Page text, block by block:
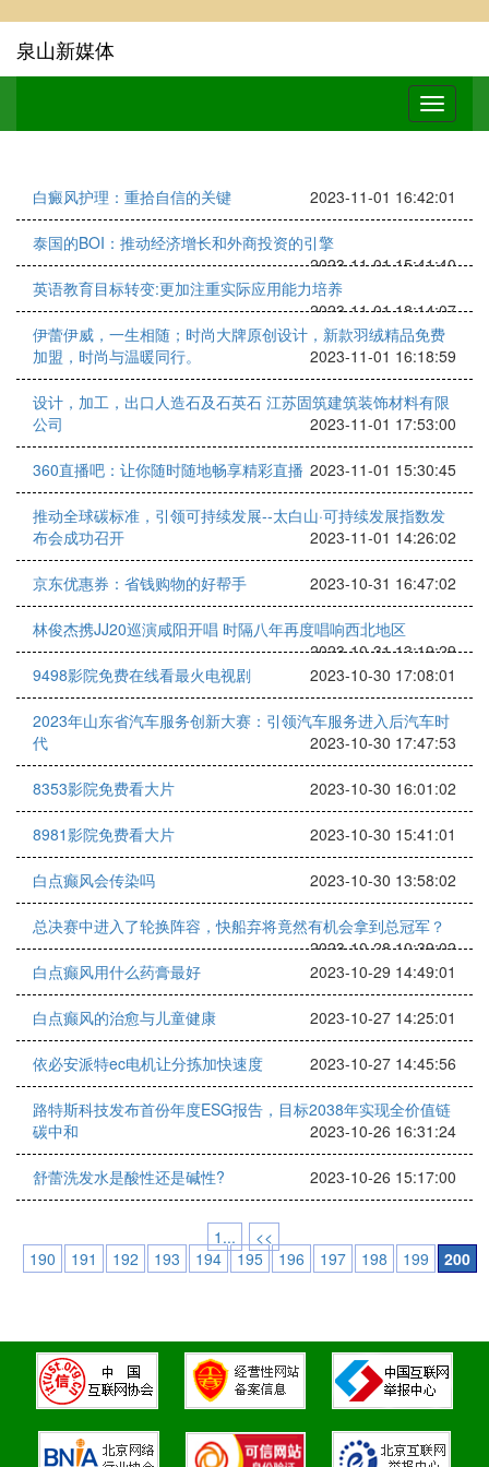
泉山新媒体
白癜风护理：重拾自信的关键 2023-11-01 16:42:01
泰国的BOI：推动经济增长和外商投资的引擎
2023-11-01 15:41:40
英语教育目标转变:更加注重实际应用能力培养
2023-11-01 18:14:07
伊蕾伊威，一生相随；时尚大牌原创设计，新款羽绒精品免费
加盟，时尚与温暖同行。
2023-11-01 16:18:59
设计，加工，出口人造石及石英石 江苏固筑建筑装饰材料有限
公司
2023-11-01 17:53:00
360直播吧：让你随时随地畅享精彩直播 2023-11-01 15:30:45
推动全球碳标准，引领可持续发展--太白山·可持续发展指数发
布会成功召开
2023-11-01 14:26:02
京东优惠券：省钱购物的好帮手 2023-10-31 16:47:02
林俊杰携JJ20巡演咸阳开唱 时隔八年再度唱响西北地区
2023-10-31 13:19:29
9498影院免费在线看最火电视剧
2023-10-30 17:08:01
2023年山东省汽车服务创新大赛：引领汽车服务进入后汽车时
代
2023-10-30 17:47:53
8353影院免费看大片 2023-10-30 16:01:02
8981影院免费看大片 2023-10-30 15:41:01
白点癫风会传染吗 2023-10-30 13:58:02
总决赛中进入了轮换阵容，快船弃将竟然有机会拿到总冠军？
2023-10-28 10:39:02
白点癫风用什么药膏最好
2023-10-29 14:49:01
白点癫风的治愈与儿童健康 2023-10-27 14:25:01
依必安派特ec电机让分拣加快速度 2023-10-27 14:45:56
路特斯科技发布首份年度ESG报告，目标2038年实现全价值链
碳中和
2023-10-26 16:31:24
舒蕾洗发水是酸性还是碱性? 2023-10-26 15:17:00
1...
<<
190
191 192 193 194 195 196 197 198 199 200